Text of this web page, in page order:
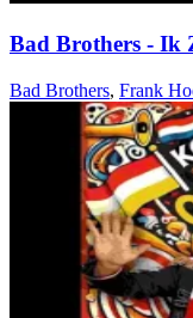
Bad Brothers - Ik
Bad Brothers, Frank